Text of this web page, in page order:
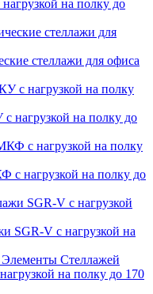
на полку до
стеллажи для офиса
нагрузкой на полку до
с нагрузкой на полку до
SGR-V с нагрузкой на
Элементы Стеллажей